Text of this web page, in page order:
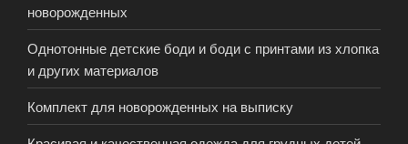
новорожденных
Однотонные детские боди и боди с принтами из хлопка
и других материалов
Комплект для новорожденных на выписку